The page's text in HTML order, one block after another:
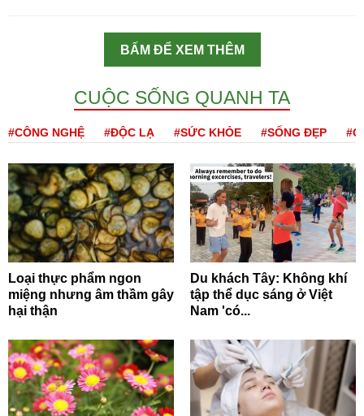
BẤM ĐỂ XEM THÊM
CUỘC SỐNG QUANH TA
#CÔNG NGHỆ #ĐỘC LẠ #SỨC KHỎE #SỐNG ĐẸP
Loại thực phẩm ngon
miệng nhưng âm thầm gây
hại thận
Du khách Tây: Không khí
tập thể dục sáng ở Việt
Nam 'có...